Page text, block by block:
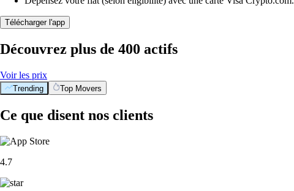
Télécharger l'app
Découvrez plus de 400 actifs
Voir les prix
Trending Top Movers
Ce que disent nos clients
4.7